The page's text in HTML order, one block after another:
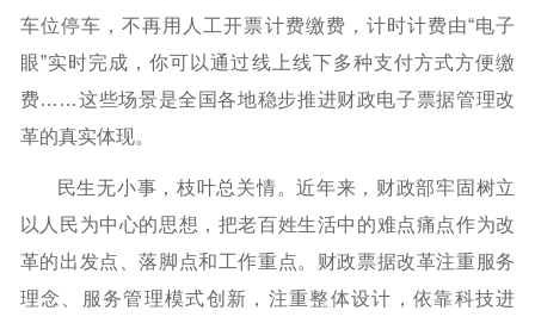
车位停车，不再用人工开票计费缴费，计时计费由“电子
眼”实时完成，你可以通过线上线下多种支付方式方便缴
费……这些场景是全国各地稳步推进财政电子票据管理改
革的真实体现。
民生无小事，枝叶总关情。近年来，财政部牢固树立
以人民为中心的思想，把老百姓生活中的难点痛点作为改
革的出发点、落脚点和工作重点。财政票据改革注重服务
理念、服务管理模式创新，注重整体设计，依靠科技进